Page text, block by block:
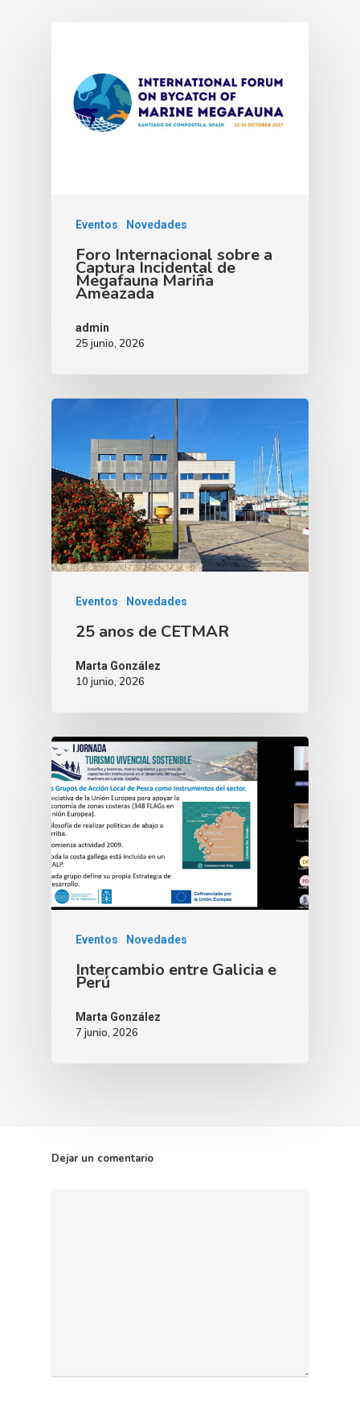
Eventos Novedades
Foro Internacional sobre a
Captura Incidental de
Megafauna Mariña
Ameazada
admin
25 junio, 2026
Eventos Novedades
25 anos de CETMAR
Marta González
10 junio, 2026
Eventos Novedades
Intercambio entre Galicia e
Perú
Marta González
7 junio, 2026
Dejar un comentario
Logo CETMAR
Boletín De Noticias
Licitaciones
Gobierno